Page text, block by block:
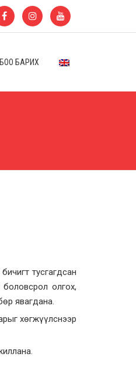
БАРИХ
тусгагдсан
олгох,
явагдана.
хөгжүүлснээр